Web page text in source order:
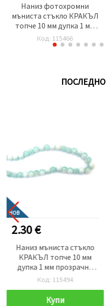
Наниз фотохромни
мъниста стъкло КРАКЪЛ
топче 10 мм дупка 1 мм
цвят бледо лилав става
розов на слънце ~85
Код: 115466
ПОСЛЕДНО
НОВ
2.30 €
Наниз мъниста стъкло
КРАКЪЛ топче 10 мм
дупка 1 мм прозрачно
цвят бял и син с бяла боя
~85 броя
Код: 115494
Купи